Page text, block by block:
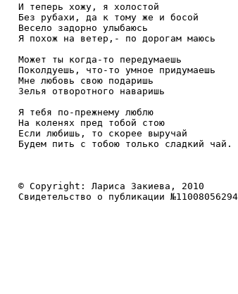
И теперь хожу, я холостой
Без рубахи, да к тому же и босой
Весело задорно улыбаюсь
Я похож на ветер,- по дорогам маюсь
Может ты когда-то передумаешь
Поколдуешь, что-то умное придумаешь
Мне любовь свою подаришь
Зелья отворотного наваришь
Я тебя по-прежнему люблю
На коленях пред тобой стою
Если любишь, то скорее выручай
Будем пить с тобою только сладкий чай.
© Copyright: Лариса Закиева, 2010